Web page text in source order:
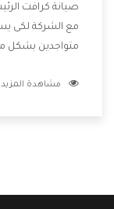
صيانة كرافت
مع الشركة لكى
متواجدين بشكل
الشركة بها والتى
مشاهدة المزيد